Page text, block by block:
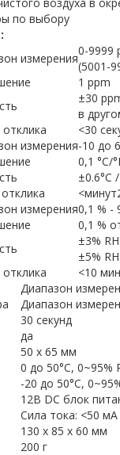
по выбору
измерения
0-9999
(5001-
1 ppm
±30
в
<30
измерения-10 до
0,1 °С/
±0.6°C
измерения0,1 % -
0,1 %
±3%
±5%
<10
Диапазон
Диапазон
30 секунд
да
50 х 65 мм
0 до 50°C, 0~95%
-20 до 50°C,
12В DC блок
Сила тока: <50 мА
130 х 85 х 60 мм
200 г